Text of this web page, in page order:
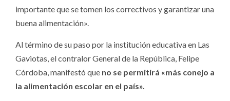
importante que se tomen los correctivos y garantizar una
buena alimentación».
Al término de su paso por la institución educativa en Las
Gaviotas, el contralor General de la República, Felipe
Córdoba, manifestó que no se permitirá «más conejo a
la alimentación escolar en el país».